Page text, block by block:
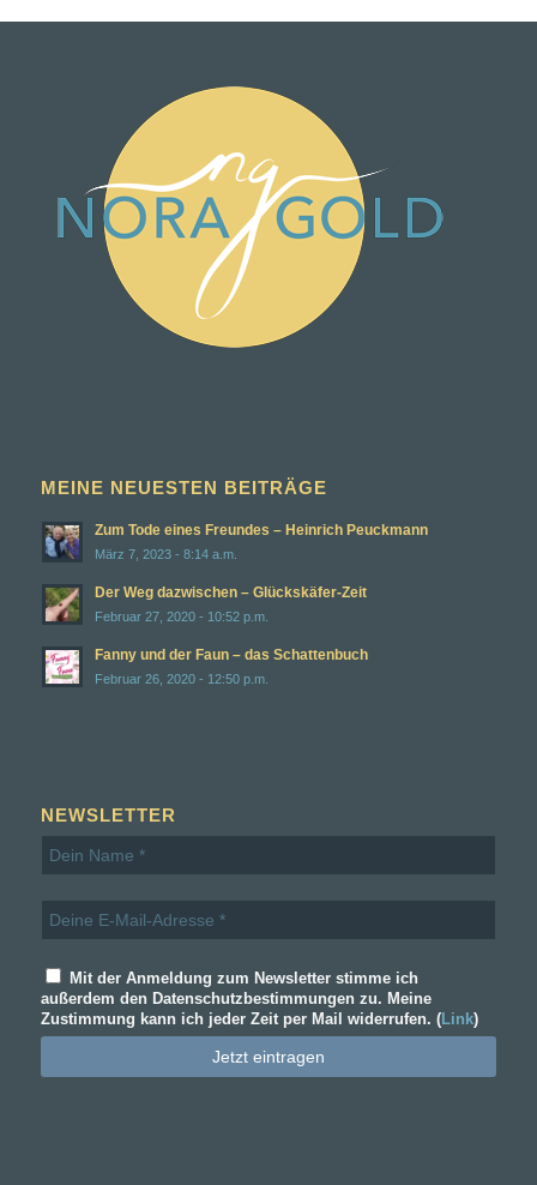
MEINE NEUESTEN BEITRÄGE
Zum Tode eines Freundes – Heinrich Peuckmann
März 7, 2023 - 8:14 a.m.
Der Weg dazwischen – Glückskäfer-Zeit
Februar 27, 2020 - 10:52 p.m.
Fanny und der Faun – das Schattenbuch
Februar 26, 2020 - 12:50 p.m.
NEWSLETTER
Mit der Anmeldung zum Newsletter stimme ich
außerdem den Datenschutzbestimmungen zu. Meine
Zustimmung kann ich jeder Zeit per Mail widerrufen. (Link)